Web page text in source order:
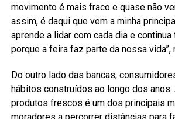
movimento é mais fraco e quase não
assim, é daqui que vem a minha
aprende a lidar com cada dia e continua
porque a feira faz parte da nossa vida”,
Do outro lado das bancas,
hábitos construídos ao longo dos anos.
produtos frescos é um dos principais